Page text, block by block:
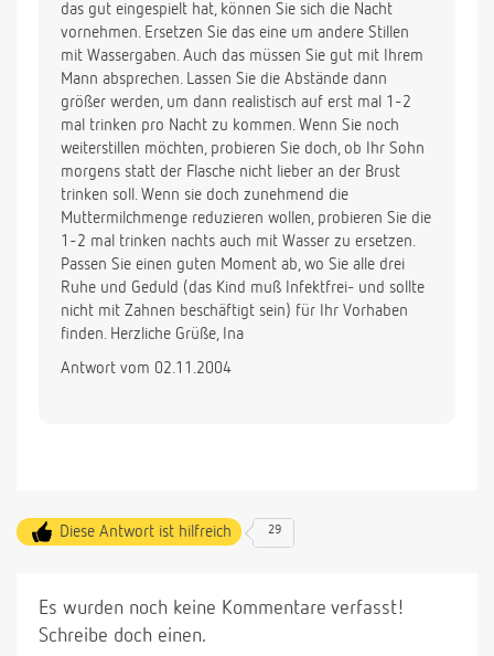
das gut eingespielt hat, können Sie sich die Nacht
vornehmen. Ersetzen Sie das eine um andere Stillen
mit Wassergaben. Auch das müssen Sie gut mit Ihrem
Mann absprechen. Lassen Sie die Abstände dann
größer werden, um dann realistisch auf erst mal 1-2
mal trinken pro Nacht zu kommen. Wenn Sie noch
weiterstillen möchten, probieren Sie doch, ob Ihr Sohn
morgens statt der Flasche nicht lieber an der Brust
trinken soll. Wenn sie doch zunehmend die
Muttermilchmenge reduzieren wollen, probieren Sie die
1-2 mal trinken nachts auch mit Wasser zu ersetzen.
Passen Sie einen guten Moment ab, wo Sie alle drei
Ruhe und Geduld (das Kind muß Infektfrei- und sollte
nicht mit Zahnen beschäftigt sein) für Ihr Vorhaben
finden. Herzliche Grüße, Ina
Antwort vom 02.11.2004
Diese Antwort ist hilfreich 29
Es wurden noch keine Kommentare verfasst!
Schreibe doch einen.